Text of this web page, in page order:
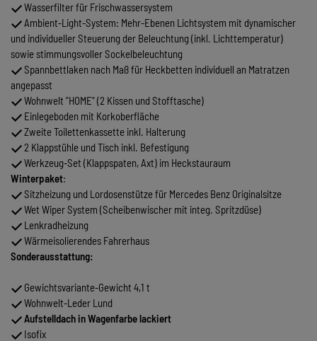
Wasserfilter für Frischwassersystem
Ambient-Light-System: Mehr-Ebenen Lichtsystem mit dynamischer
und individueller Steuerung der Beleuchtung (inkl. Lichttemperatur)
sowie stimmungsvoller Sockelbeleuchtung
Spannbettlaken nach Maß für Heckbetten individuell an Matratzen
angepasst
Wohnwelt "HOME" (2 Kissen und Stofftasche)
Einlegeboden mit Korkoberfläche
Zweite Toilettenkassette inkl. Halterung
2 Klappstühle und Tisch inkl. Befestigung
Werkzeug-Set (Klappspaten, Axt) im Heckstauraum
Winterpaket:
Sitzheizung und Lordosenstütze für Mercedes Benz Originalsitze
Wet Wiper System (Scheibenwischer mit integ. Spritzdüse)
Lenkradheizung
Wärmeisolierendes Fahrerhaus
Sonderausstattung:
Gewichtsvariante-Gewicht 4,1 t
Wohnwelt-Leder Lund
Aufstelldach in Wagenfarbe lackiert
Isofix